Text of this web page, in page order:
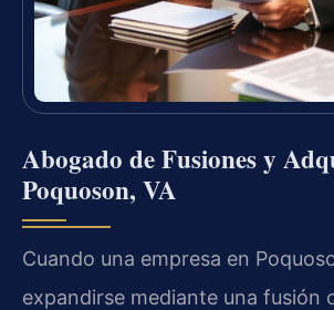
Abogado de Fusiones y
Poquoson, VA
Cuando una empresa en
expandirse mediante una fusión